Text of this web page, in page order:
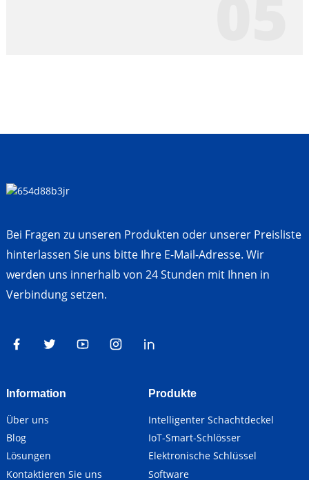
Bei Fragen zu unseren Produkten oder unserer Preisliste
hinterlassen Sie uns bitte Ihre E-Mail-Adresse. Wir
werden uns innerhalb von 24 Stunden mit Ihnen in
Verbindung setzen.
Information
Über uns
Blog
Lösungen
Kontaktieren Sie uns
Produkte
Intelligenter Schachtdeckel
IoT-Smart-Schlösser
Elektronische Schlüssel
Software